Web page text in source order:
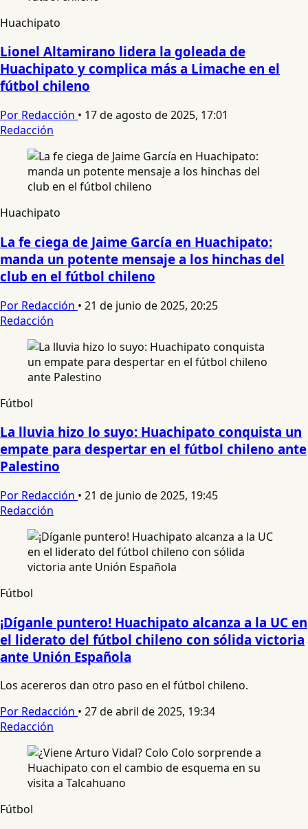
Huachipato
Lionel Altamirano lidera la goleada de
Huachipato y complica más a Limache en el
fútbol chileno
Por Redacción • 17 de agosto de 2025, 17:01
Redacción
Huachipato
La fe ciega de Jaime García en Huachipato:
manda un potente mensaje a los hinchas del
club en el fútbol chileno
Por Redacción • 21 de junio de 2025, 20:25
Redacción
Fútbol
La lluvia hizo lo suyo: Huachipato conquista un
empate para despertar en el fútbol chileno ante
Palestino
Por Redacción • 21 de junio de 2025, 19:45
Redacción
Fútbol
¡Díganle puntero! Huachipato alcanza a la UC en
el liderato del fútbol chileno con sólida victoria
ante Unión Española
Los acereros dan otro paso en el fútbol chileno.
Por Redacción • 27 de abril de 2025, 19:34
Redacción
Fútbol